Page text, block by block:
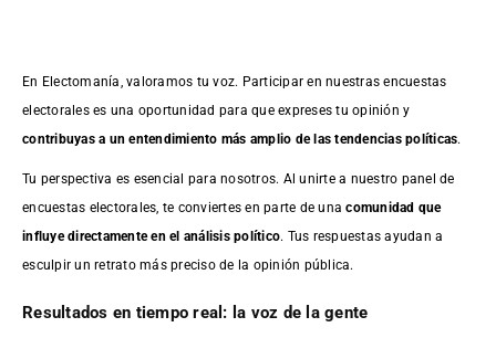
En Electomanía, valoramos tu voz. Participar en nuestras encuestas
electorales es una oportunidad para que expreses tu opinión y
contribuyas a un entendimiento más amplio de las tendencias políticas.
Tu perspectiva es esencial para nosotros. Al unirte a nuestro panel de
encuestas electorales, te conviertes en parte de unacomunidad que
influye directamente en el análisis político. Tus respuestas ayudan a
esculpir un retrato más preciso de la opinión pública.
Resultados en tiempo real: la voz de la gente